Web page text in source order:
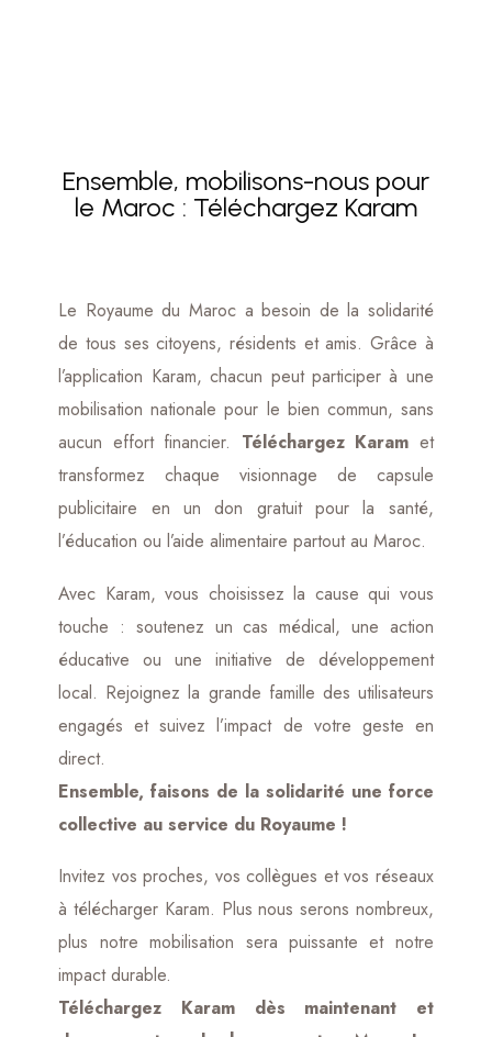
Ensemble, mobilisons-nous pour
le Maroc : Téléchargez Karam
Le Royaume du Maroc a besoin de la solidarité
de tous ses citoyens, résidents et amis. Grâce à
l’application Karam, chacun peut participer à une
mobilisation nationale pour le bien commun, sans
aucun effort financier. Téléchargez Karam et
transformez chaque visionnage de capsule
publicitaire en un don gratuit pour la santé,
l’éducation ou l’aide alimentaire partout au Maroc.
Avec Karam, vous choisissez la cause qui vous
touche : soutenez un cas médical, une action
éducative ou une initiative de développement
local. Rejoignez la grande famille des utilisateurs
engagés et suivez l’impact de votre geste en
direct.
Ensemble, faisons de la solidarité une force
collective au service du Royaume !
Invitez vos proches, vos collègues et vos réseaux
à télécharger Karam. Plus nous serons nombreux,
plus notre mobilisation sera puissante et notre
impact durable.
Téléchargez Karam dès maintenant et